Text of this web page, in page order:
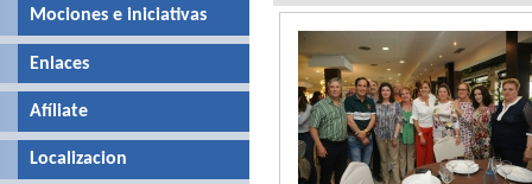
Mociones e iniciativas
Enlaces
Afíliate
Localizacion